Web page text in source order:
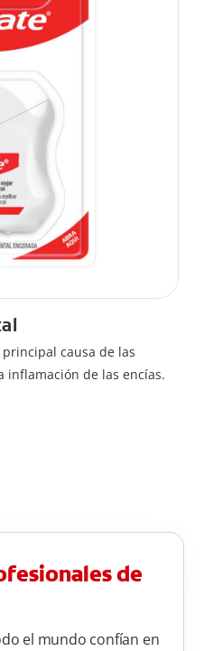
causa de las
inflamación de las encías.
de
el mundo confían en